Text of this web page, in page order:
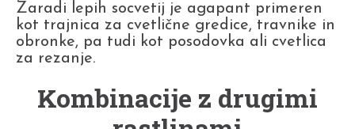
Zaradi lepih socvetij je agapant primeren
kot trajnica za cvetlične gredice, travnike in
obronke, pa tudi kot posodovka ali cvetlica
za rezanje.
Kombinacije z drugimi